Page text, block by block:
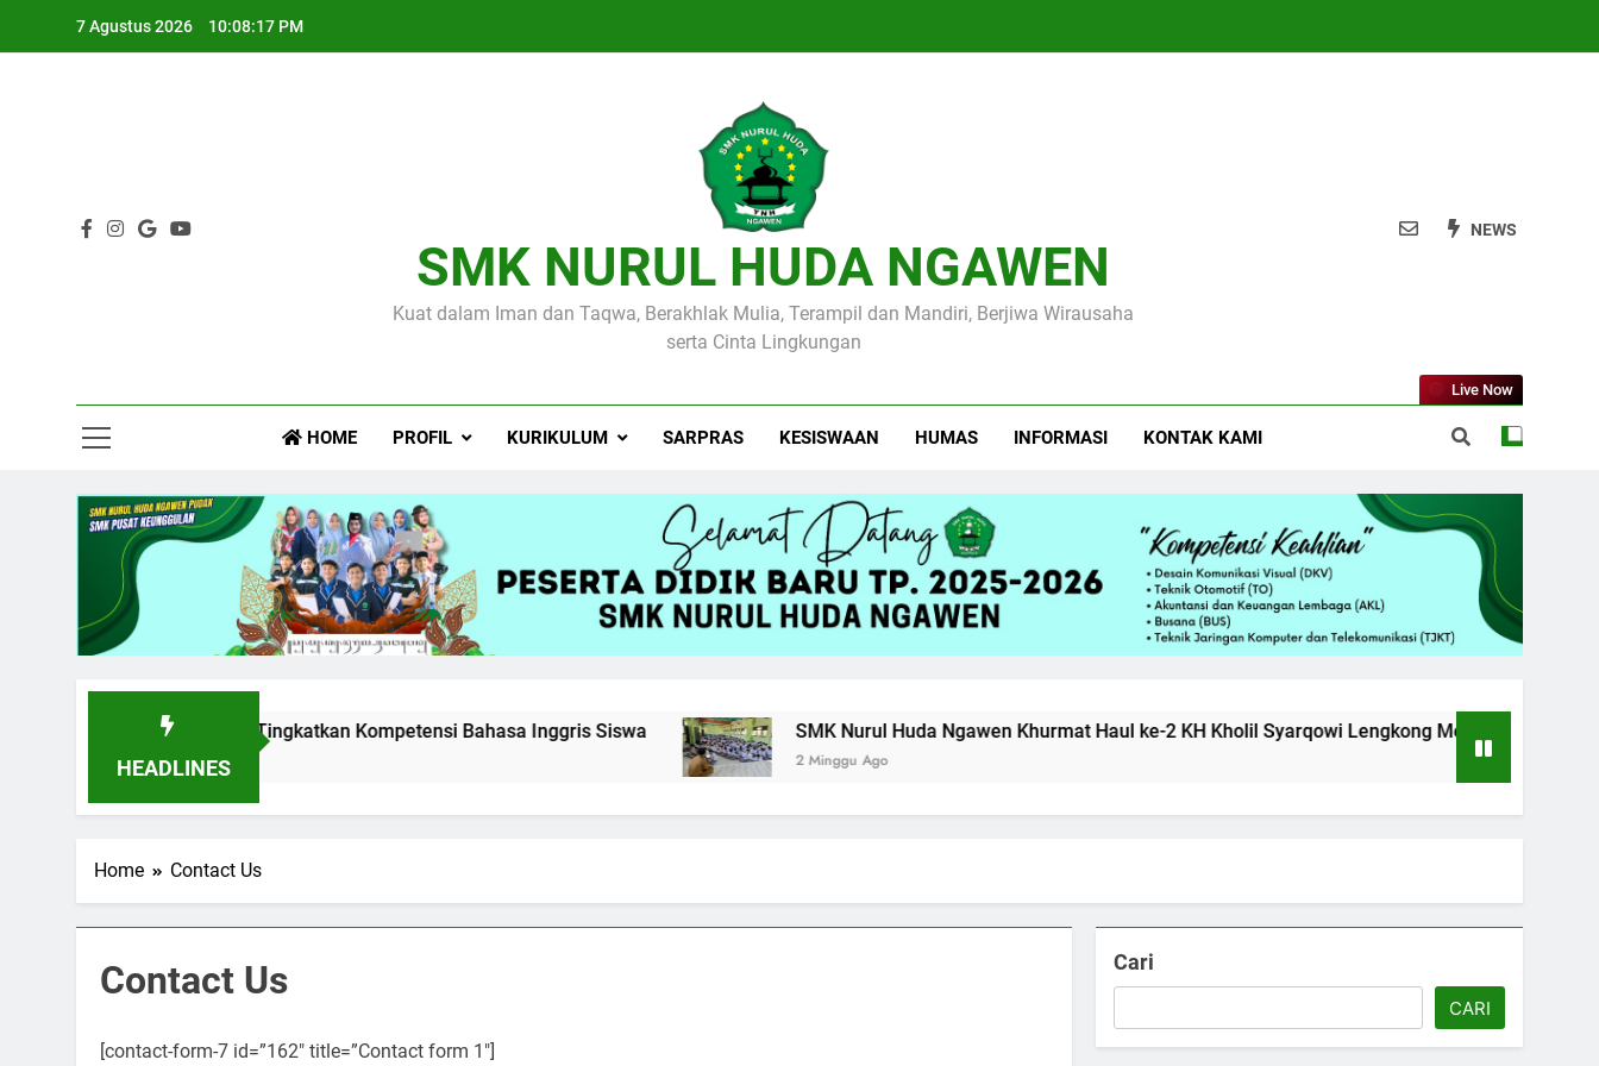
7 Agustus 2026 10:08:17 PM
SMK NURUL HUDA NGAWEN
Kuat dalam Iman dan Taqwa, Berakhlak Mulia, Terampil dan Mandiri, Berjiwa Wirausaha
serta Cinta Lingkungan
NEWS
HOME PROFIL KURIKULUM SARPRAS KESISWAAN HUMAS INFORMASI KONTAK KAMI
Live Now
HEADLINES
Tes TOEIC untuk Tingkatkan Kompetensi Bahasa Inggris Siswa SMK Nurul Huda Ngawen Khurmat Haul ke-2 KH Kholil Syarqowi Lengkong Melalui Istighotsah
2 Minggu Ago
Home Contact Us
Contact Us
[contact-form-7 id=”162″ title=”Contact form 1″]
Cari
CARI
5
UKK SMK Nurul Huda Ngawen!
Pelatihan “Pembentukan dan
Optimalisasi Komunitas